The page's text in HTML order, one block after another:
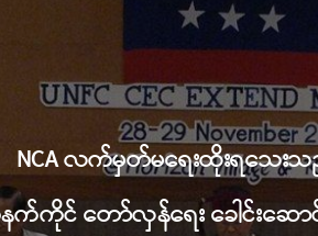
NCA လက်မှတ်မရေးထိုးရသေးသ
ကိုင် တော်လှန်ရေး ခေါင်းဆောင်